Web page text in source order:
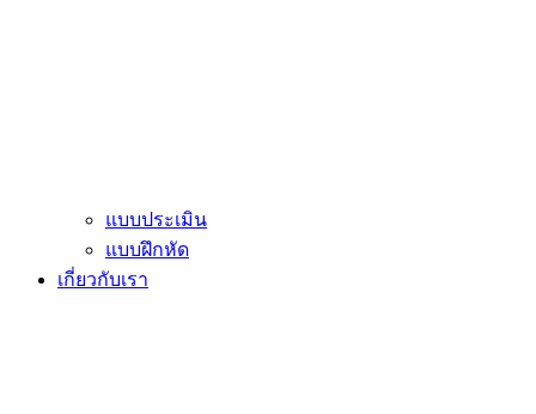
แบบประเมิน
แบบฝึกหัด
เกี่ยวกับเรา